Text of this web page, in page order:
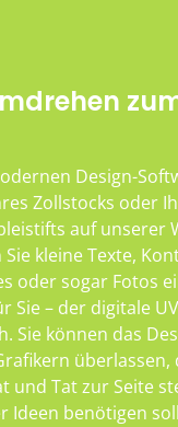
Design-
Zollstocks oder
auf unserer
kleine Texte,
oder sogar Fotos
Sie – der digitale
Sie können das
überlassen,
und Tat zur Seite
Ideen benötigen